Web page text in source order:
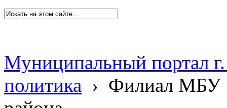
Муниципальный портал
политика › Филиал МБУ